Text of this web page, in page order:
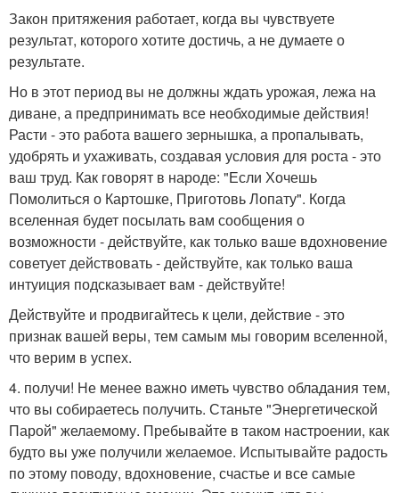
Закон притяжения работает, когда вы чувствуете
результат, которого хотите достичь, а не думаете о
результате.
Но в этот период вы не должны ждать урожая, лежа на
диване, а предпринимать все необходимые действия!
Расти - это работа вашего зернышка, а пропалывать,
удобрять и ухаживать, создавая условия для роста - это
ваш труд. Как говорят в народе: "Если Хочешь
Помолиться о Картошке, Приготовь Лопату". Когда
вселенная будет посылать вам сообщения о
возможности - действуйте, как только ваше вдохновение
советует действовать - действуйте, как только ваша
интуиция подсказывает вам - действуйте!
Действуйте и продвигайтесь к цели, действие - это
признак вашей веры, тем самым мы говорим вселенной,
что верим в успех.
4. получи! Не менее важно иметь чувство обладания тем,
что вы собираетесь получить. Станьте "Энергетической
Парой" желаемому. Пребывайте в таком настроении, как
будто вы уже получили желаемое. Испытывайте радость
по этому поводу, вдохновение, счастье и все самые